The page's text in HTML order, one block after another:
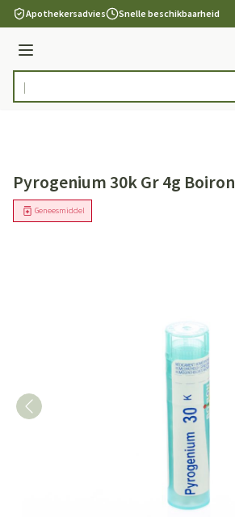
Ga naar de inhoud
Apothekersadvies Snelle beschikbaarheid
Menu
Product, merk, categorie...
Pyrogenium 30k Gr 4g Boiron
Geneesmiddel